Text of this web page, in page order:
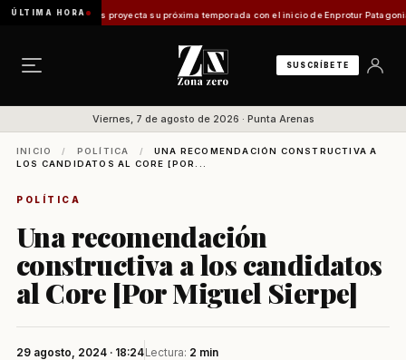
ÚLTIMA HORA
en Magallanes proyecta su próxima temporada con el inicio de Enprotur Patagonia 2026
SUSCRÍBETE
Viernes, 7 de agosto de 2026 · Punta Arenas
INICIO / POLÍTICA /
UNA RECOMENDACIÓN CONSTRUCTIVA A
LOS CANDIDATOS AL CORE [POR...
POLÍTICA
Una recomendación
constructiva a los candidatos
al Core [Por Miguel Sierpe]
29 agosto, 2024 · 18:24Lectura: 2 min